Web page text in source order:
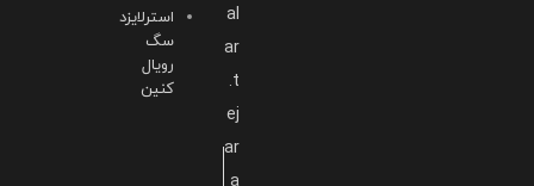
al
ar
.t
ej
ar
استرلایزد
سگ
رویال
کنین